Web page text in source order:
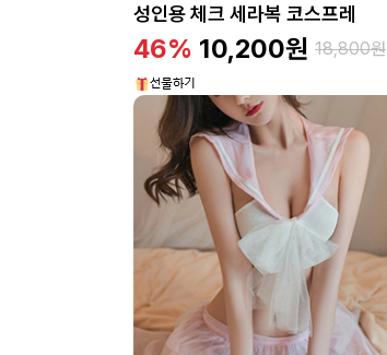
성인용 체크 세라복 코스프레
46% 10,200원 18,800원